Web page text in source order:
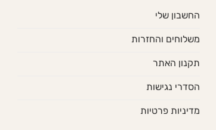
החשבון שלי
משלוחים והחזרות
תקנון האתר
הסדרי נגישות
מדיניות פרטיות